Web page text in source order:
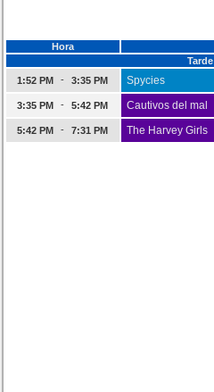
Hora
Tarde
1:52 PM
- 3:35 PM Spycies
3:35 PM - 5:42 PM Cautivos del mal
5:42 PM - 7:31 PM The Harvey Girls